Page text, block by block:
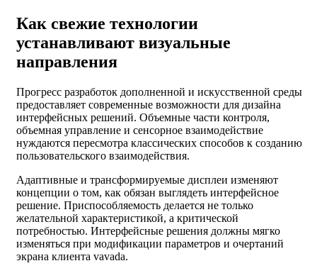
Как свежие технологии
устанавливают визуальные
направления
Прогресс разработок дополненной и искусственной среды
предоставляет современные возможности для дизайна
интерфейсных решений. Объемные части контроля,
объемная управление и сенсорное взаимодействие
нуждаются пересмотра классических способов к созданию
пользовательского взаимодействия.
Адаптивные и трансформируемые дисплеи изменяют
концепции о том, как обязан выглядеть интерфейсное
решение. Приспособляемость делается не только
желательной характеристикой, а критической
потребностью. Интерфейсные решения должны мягко
изменяться при модификации параметров и очертаний
экрана клиента vavada.